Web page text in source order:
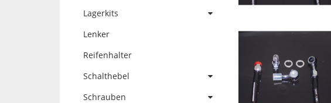
Lagerkits
Lenker
Reifenhalter
Schalthebel
Schrauben